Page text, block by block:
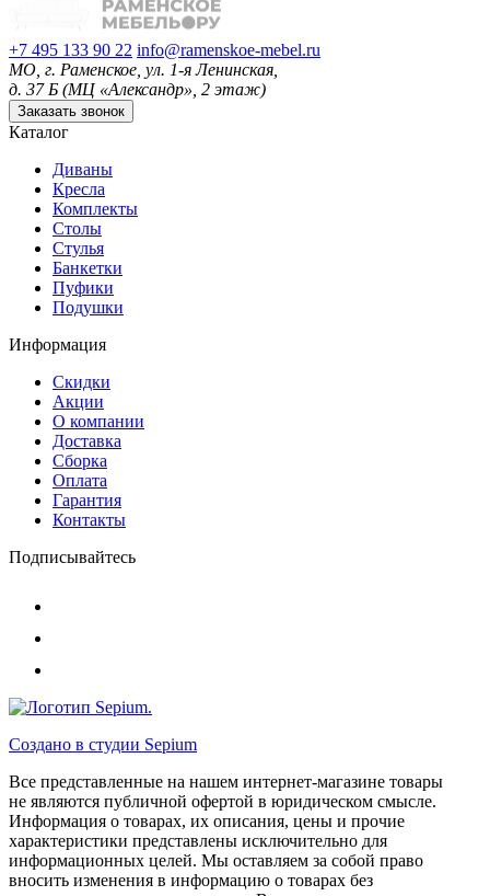
+7 495 133 90 22 info@ramenskoe-mebel.ru
МО, г. Раменское, ул. 1-я Ленинская,
д. 37 Б (МЦ «Александр», 2 этаж)
Заказать звонок
Каталог
Диваны
Кресла
Комплекты
Столы
Стулья
Банкетки
Пуфики
Подушки
Информация
Скидки
Акции
О компании
Доставка
Сборка
Оплата
Гарантия
Контакты
Подписывайтесь
Создано в студии Sepium
Все представленные на нашем интернет-магазине товары
не являются публичной офертой в юридическом смысле.
Информация о товарах, их описания, цены и прочие
характеристики представлены исключительно для
информационных целей. Мы оставляем за собой право
вносить изменения в информацию о товарах без